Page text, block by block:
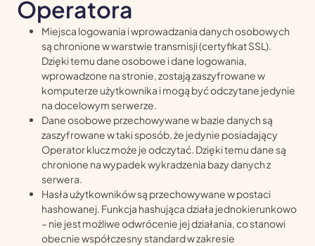
Operatora
Miejsca logowania i wprowadzania danych osobowych
są chronione w warstwie transmisji (certyfikat SSL).
Dzięki temu dane osobowe i dane logowania,
wprowadzone na stronie, zostają zaszyfrowane w
komputerze użytkownika i mogą być odczytane jedynie
na docelowym serwerze.
Dane osobowe przechowywane w bazie danych są
zaszyfrowane w taki sposób, że jedynie posiadający
Operator klucz może je odczytać. Dzięki temu dane są
chronione na wypadek wykradzenia bazy danych z
serwera.
Hasła użytkowników są przechowywane w postaci
hashowanej. Funkcja hashująca działa jednokierunkowo
– nie jest możliwe odwrócenie jej działania, co stanowi
obecnie współczesny standard w zakresie